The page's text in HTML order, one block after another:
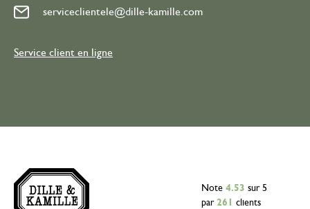
serviceclientele@dille-kamille.com
Service client en ligne
Note 4.53 sur 5
par 261 clients